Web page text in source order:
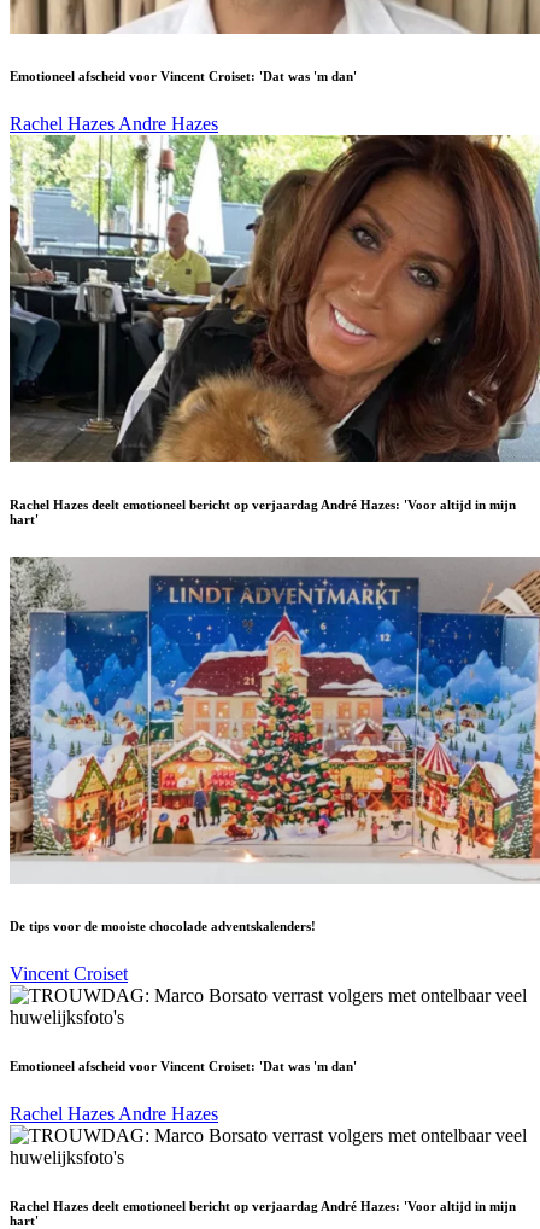
Emotioneel afscheid voor Vincent Croiset: 'Dat was 'm dan'
Rachel Hazes Andre Hazes
Rachel Hazes deelt emotioneel bericht op verjaardag André Hazes: 'Voor altijd in mijn
hart'
De tips voor de mooiste chocolade adventskalenders!
Vincent Croiset
Emotioneel afscheid voor Vincent Croiset: 'Dat was 'm dan'
Rachel Hazes Andre Hazes
Rachel Hazes deelt emotioneel bericht op verjaardag André Hazes: 'Voor altijd in mijn
hart'